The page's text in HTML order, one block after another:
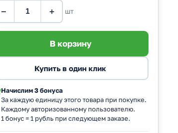
− + шт
Начислим 3 бонуса
За каждую единицу этого товара при покупке.
Каждому авторизованному пользователю.
1 бонус = 1 рубль при следующем заказе.